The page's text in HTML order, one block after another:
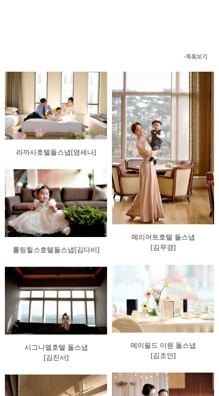
-목록보기
라까사호텔돌스냅[염세나]
메리어트호텔 돌스냅
[김무경]
롤링힐스호텔돌스냅[김다비]
메이필드 이원 돌스냅
[김조안]
시그니엘호텔 돌스냅
[김진서]